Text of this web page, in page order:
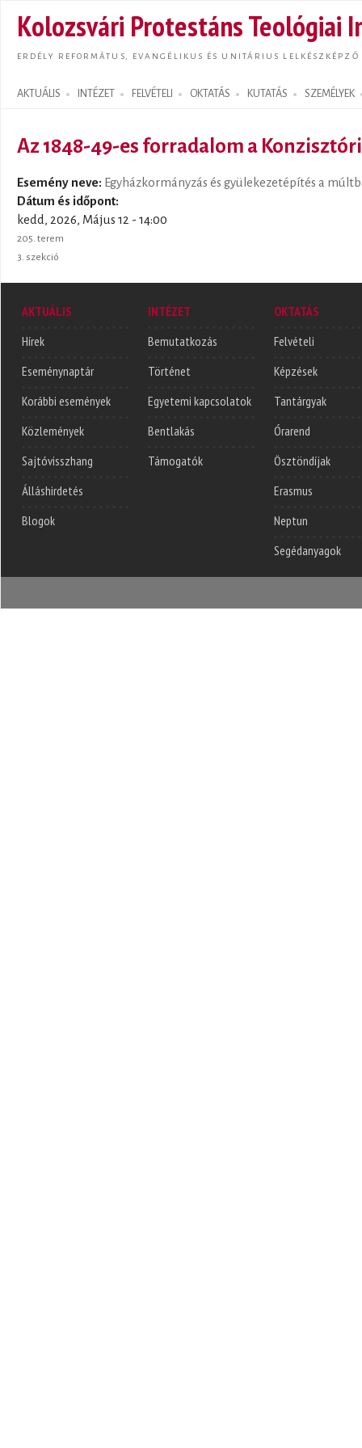
Kolozsvári Protestáns Teológiai
ERDÉLY REFORMÁTUS, EVANGÉLIKUS ÉS UNITÁRIUS LELKÉSZKÉPZŐ
AKTUÁLIS INTÉZET FELVÉTELI OKTATÁS KUTATÁS SZEMÉLYEK
Search form
Az 1848-49-es forradalom a
Esemény neve: Egyházkormányzás és gyülekezetépítés a
Dátum és időpont:
kedd, 2026, Május 12 - 14:00
205. terem
3. szekció
AKTUÁLIS
Hírek
Eseménynaptár
Korábbi események
Közlemények
Sajtóvisszhang
Álláshirdetés
Blogok
INTÉZET
Bemutatkozás
Történet
Egyetemi kapcsolatok
Bentlakás
Támogatók
OKTATÁS
Felvételi
Képzések
Tantárgyak
Órarend
Ösztöndíjak
Erasmus
Neptun
Segédanyagok